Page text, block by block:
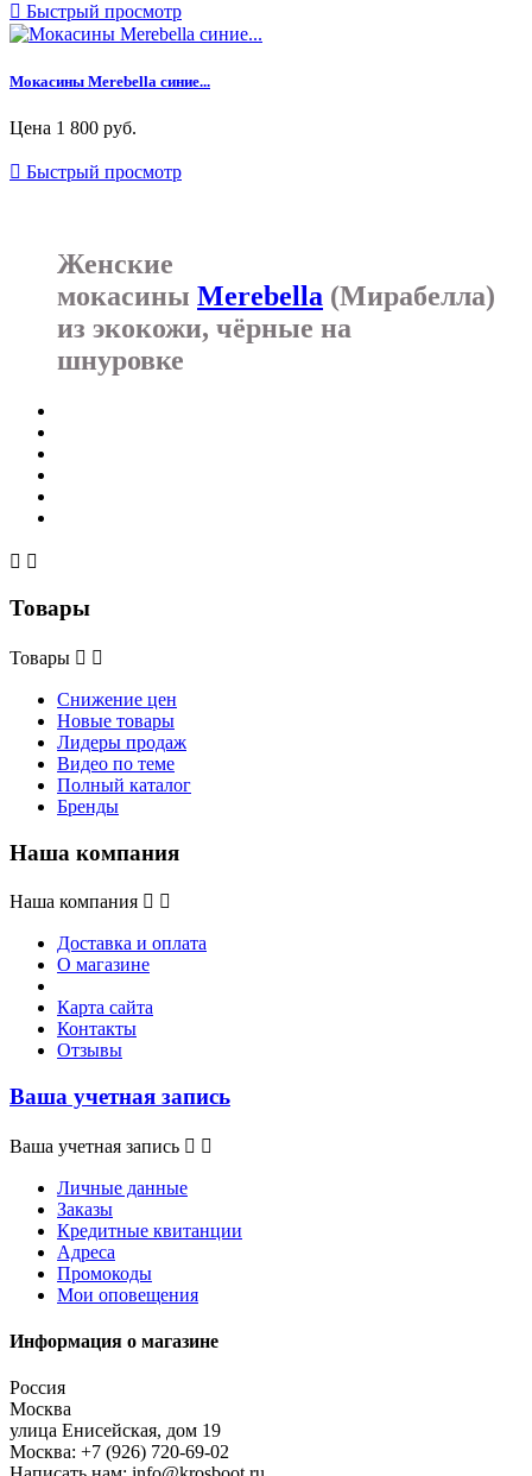
 Быстрый просмотр
Мокасины Merebella синие...
Цена 1 800 руб.
 Быстрый просмотр
Женские
мокасины Merebella (Мирабелла)
из экокожи, чёрные на
шнуровке
 
Товары
Товары  
Снижение цен
Новые товары
Лидеры продаж
Видео по теме
Полный каталог
Бренды
Наша компания
Наша компания  
Доставка и оплата
О магазине
Карта сайта
Контакты
Отзывы
Ваша учетная запись
Ваша учетная запись  
Личные данные
Заказы
Кредитные квитанции
Адреса
Промокоды
Мои оповещения
Информация о магазине
Россия
Москва
улица Енисейская, дом 19
Москва: +7 (926) 720-69-02